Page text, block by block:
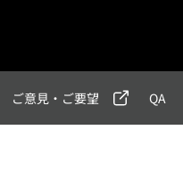
ご意見・ご要望 QA